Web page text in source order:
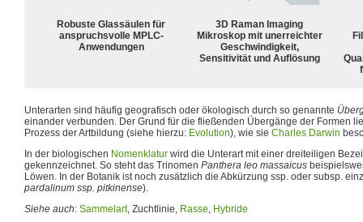
Robuste Glassäulen für
anspruchsvolle MPLC-
Anwendungen
3D Raman Imaging
Mikroskop mit unerreichter
Geschwindigkeit,
Sensitivität und Auflösung
Unterarten sind häufig geografisch oder ökologisch durch so genannte
einander verbunden. Der Grund für die fließenden Übergänge der Formen
Prozess der Artbildung (siehe hierzu: Evolution), wie sie Charles Darwin
In der biologischen Nomenklatur wird die Unterart mit einer dreiteiligen
gekennzeichnet. So steht das Trinomen Panthera leo massaicus
Löwen. In der Botanik ist noch zusätzlich die Abkürzung ssp. oder subsp.
pardalinum ssp. pitkinense).
Siehe auch: Sammelart, Zuchtlinie, Rasse, Hybride